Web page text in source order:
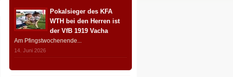
Pokalsieger des KFA
WTH bei den Herren ist
der VfB 1919 Vacha
Am Pfingstwochenende...
14. Juni 2026